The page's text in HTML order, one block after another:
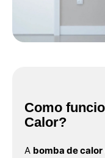
Como
Calor?
A bomba de calor